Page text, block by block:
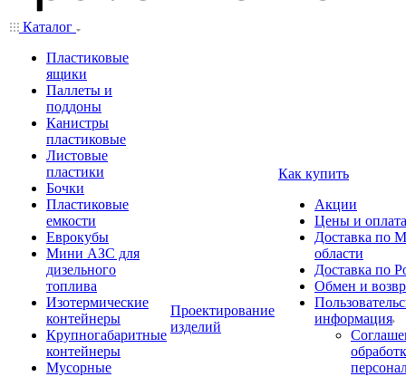
Каталог
Пластиковые
ящики
Паллеты и
поддоны
Канистры
пластиковые
Листовые
пластики
Бочки
Пластиковые
емкости
Еврокубы
Мини АЗС для
дизельного
топлива
Изотермические
контейнеры
Крупногабаритные
контейнеры
Мусорные
Проектирование
изделий
Как купить
Акции
Цены и оплата
Доставка по
области
Доставка по
Обмен и
информация